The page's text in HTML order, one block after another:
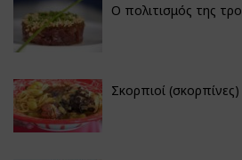
Ο πολιτισμός της
Σκορπιοί